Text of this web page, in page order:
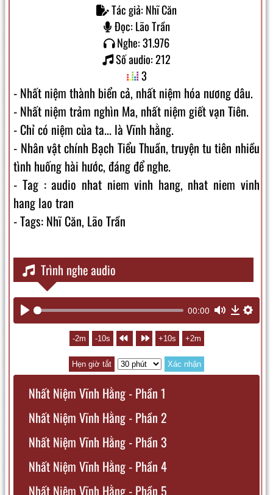
Tác giả: Nhĩ Căn
Đọc: Lão Trần
Nghe: 31.976
Số audio: 212
3
- Nhất niệm thành biển cả, nhất niệm hóa nương dâu.
- Nhất niệm trảm nghìn Ma, nhất niệm giết vạn Tiên.
- Chỉ có niệm của ta... là Vĩnh hằng.
- Nhân vật chính Bạch Tiểu Thuần, truyện tu tiên nhiều
tình huống hài hước, đáng để nghe.
- Tag : audio nhat niem vinh hang, nhat niem vinh
hang lao tran
- Tags: Nhĩ Căn, Lão Trần
Trình nghe audio
Play
00:00
Mute
-2m -10s +10s +2m
Hẹn giờ tắt Xác nhận
Nhất Niệm Vĩnh Hằng - Phần 1
Nhất Niệm Vĩnh Hằng - Phần 2
Nhất Niệm Vĩnh Hằng - Phần 3
Nhất Niệm Vĩnh Hằng - Phần 4
Nhất Niệm Vĩnh Hằng - Phần 5